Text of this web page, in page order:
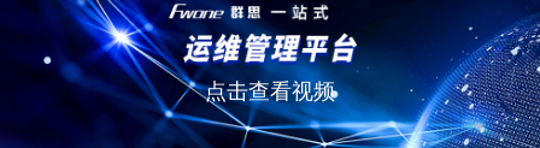
点击查看视频